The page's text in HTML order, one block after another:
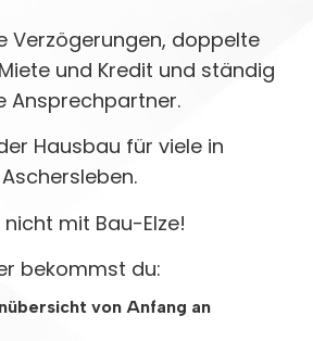
Verzögerungen, doppelte
und Kredit und ständig
Ansprechpartner.
Hausbau für viele in
Aschersleben.
mit Bau-Elze!
bekommst du:
von Anfang an